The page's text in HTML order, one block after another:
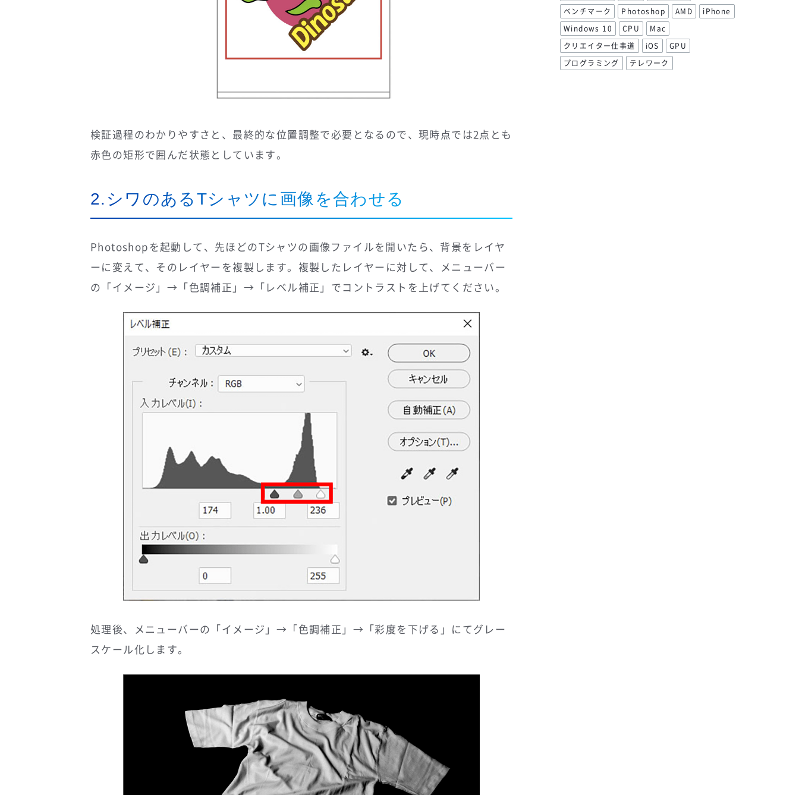
検証過程のわかりやすさと、最終的な位置調整で必要となるので、現時点では2点とも
赤色の矩形で囲んだ状態としています。
2.シワのあるTシャツに画像を合わせる
Photoshopを起動して、先ほどのTシャツの画像ファイルを開いたら、背景をレイヤ
ーに変えて、そのレイヤーを複製します。複製したレイヤーに対して、メニューバー
の「イメージ」→「色調補正」→「レベル補正」でコントラストを上げてください。
処理後、メニューバーの「イメージ」→「色調補正」→「彩度を下げる」にてグレー
スケール化します。
ベンチマーク
Photoshop AMD
iPhone
Windows 10
CPU
Mac
クリエイター仕事道
iOS
GPU
プログラミング
テレワーク